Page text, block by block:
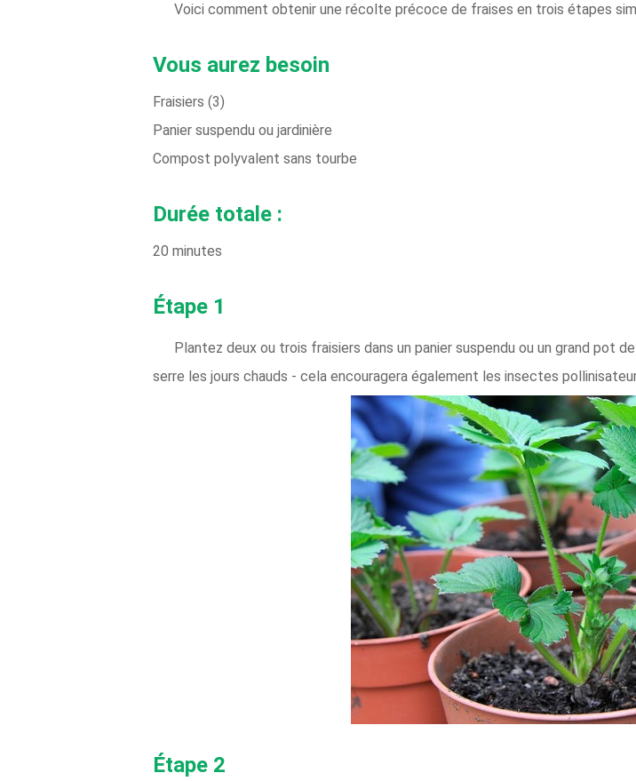
Voici comment obtenir une récolte précoce de fraises en trois étapes
Vous aurez besoin
Fraisiers (3)
Panier suspendu ou jardinière
Compost polyvalent sans tourbe
Durée totale :
20 minutes
Étape 1
Plantez deux ou trois fraisiers dans un panier suspendu ou un grand pot
serre les jours chauds - cela encouragera également les insectes
Étape 2